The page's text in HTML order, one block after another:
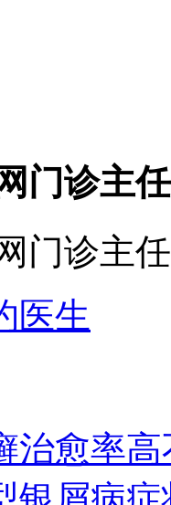
门诊主任
门诊主
医生
治愈率高